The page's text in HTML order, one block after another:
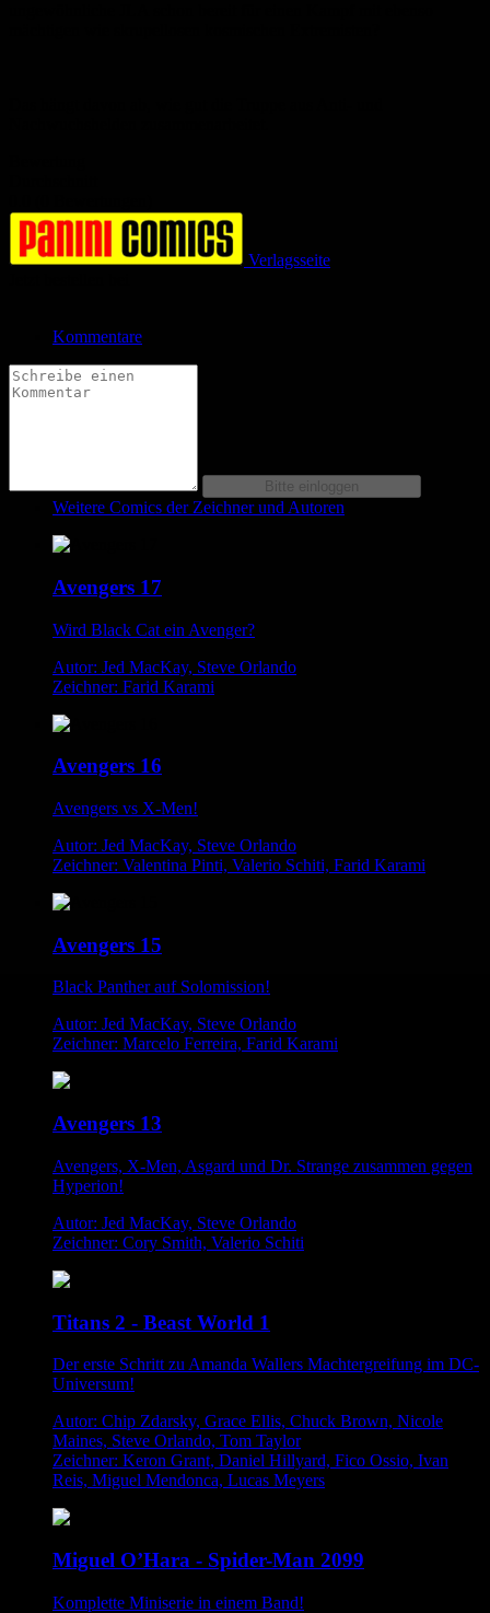
Verlagsseite
Kommentare
Weitere Comics der Zeichner und Autoren
Avengers 17
Wird Black Cat ein Avenger?
Autor: Jed MacKay, Steve Orlando
Zeichner: Farid Karami
Avengers 16
Avengers vs X-Men!
Autor: Jed MacKay, Steve Orlando
Zeichner: Valentina Pinti, Valerio Schiti, Farid Karami
Avengers 15
Black Panther auf Solomission!
Autor: Jed MacKay, Steve Orlando
Zeichner: Marcelo Ferreira, Farid Karami
Avengers 13
Avengers, X-Men, Asgard und Dr. Strange zusammen gegen
Hyperion!
Autor: Jed MacKay, Steve Orlando
Zeichner: Cory Smith, Valerio Schiti
Titans 2 - Beast World 1
Der erste Schritt zu Amanda Wallers Machtergreifung im DC-
Universum!
Autor: Chip Zdarsky, Grace Ellis, Chuck Brown, Nicole
Maines, Steve Orlando, Tom Taylor
Zeichner: Keron Grant, Daniel Hillyard, Fico Ossio, Ivan
Reis, Miguel Mendonca, Lucas Meyers
Miguel O’Hara - Spider-Man 2099
Komplette Miniserie in einem Band!